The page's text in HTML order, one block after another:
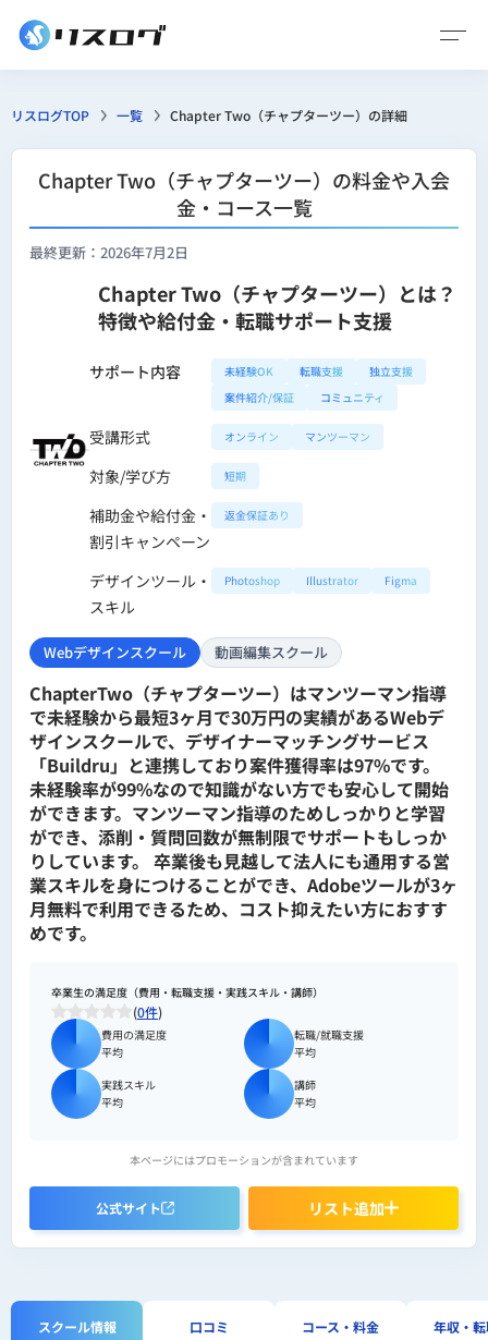
リスログTOP 一覧 Chapter Two（チャプターツー）の詳細
Chapter Two（チャプターツー）の料金や入会
金・コース一覧
最終更新：2026年7月2日
Chapter Two（チャプターツー）とは？
特徴や給付金・転職サポート支援
サポート内容 未経験OK 転職支援
独立支援
案件紹介/保証
コミュニティ
受講形式 オンライン マンツーマン
対象/学び方 短期
補助金や給付金・
割引キャンペーン
返金保証あり
デザインツール・
スキル
Photoshop Illustrator Figma
Webデザインスクール 動画編集スクール
ChapterTwo（チャプターツー）はマンツーマン指導
で未経験から最短3ヶ月で30万円の実績があるWebデ
ザインスクールで、デザイナーマッチングサービス
「Buildru」と連携しており案件獲得率は97%です。
未経験率が99%なので知識がない方でも安心して開始
ができます。マンツーマン指導のためしっかりと学習
ができ、添削・質問回数が無制限でサポートもしっか
りしています。 卒業後も見越して法人にも通用する営
業スキルを身につけることができ、Adobeツールが3ヶ
月無料で利用できるため、コスト抑えたい方におすす
めです。
卒業生の満足度（費用・転職支援・実践スキル・講師）
(0件)
費用の満足度
平均
転職/就職支援
平均
実践スキル
平均
講師
平均
本ページにはプロモーションが含まれています
公式サイト リスト追加
スクール情報 口コミ コース・料金 年収・